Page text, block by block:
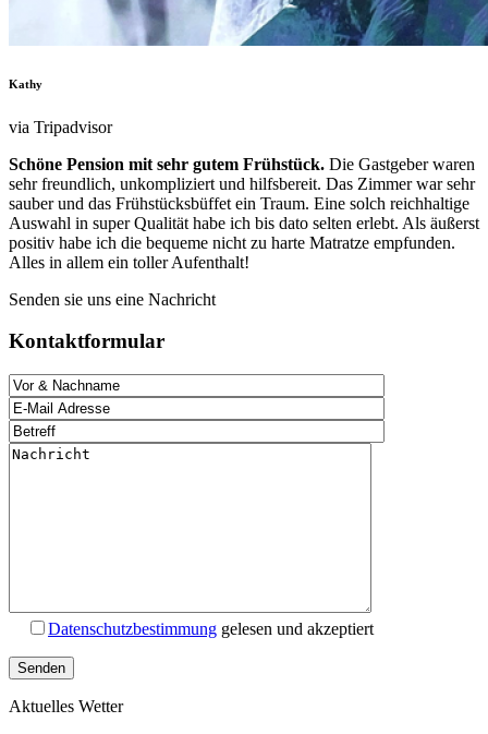
Kathy
via Tripadvisor
Schöne Pension mit sehr gutem Frühstück. Die Gastgeber waren
sehr freundlich, unkompliziert und hilfsbereit. Das Zimmer war sehr
sauber und das Frühstücksbüffet ein Traum. Eine solch reichhaltige
Auswahl in super Qualität habe ich bis dato selten erlebt. Als äußerst
positiv habe ich die bequeme nicht zu harte Matratze empfunden.
Alles in allem ein toller Aufenthalt!
Senden sie uns eine Nachricht
Kontaktformular
Datenschutzbestimmung gelesen und akzeptiert
Aktuelles Wetter